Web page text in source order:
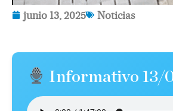
junio 13, 2025 Noticias
Informativo 13/